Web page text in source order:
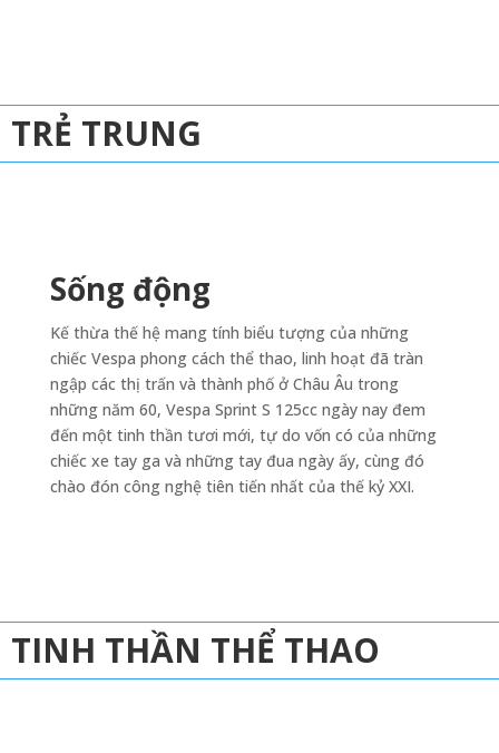
TRẺ TRUNG
Sống động
Kế thừa thế hệ mang tính biểu tượng của những
chiếc Vespa phong cách thể thao, linh hoạt đã tràn
ngập các thị trấn và thành phố ở Châu Âu trong
những năm 60, Vespa Sprint S 125cc ngày nay đem
đến một tinh thần tươi mới, tự do vốn có của những
chiếc xe tay ga và những tay đua ngày ấy, cùng đó
chào đón công nghệ tiên tiến nhất của thế kỷ XXI.
TINH THẦN THỂ THAO